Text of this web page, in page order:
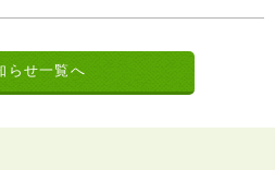
らせ一覧へ